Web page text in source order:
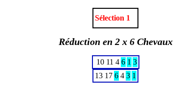
Sélection 1
Réduction en 2 x 6 Chevaux
10 11 4 6 1 3
13 17 6 4 3 1